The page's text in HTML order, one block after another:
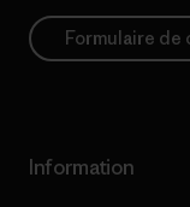
Formulaire
Information